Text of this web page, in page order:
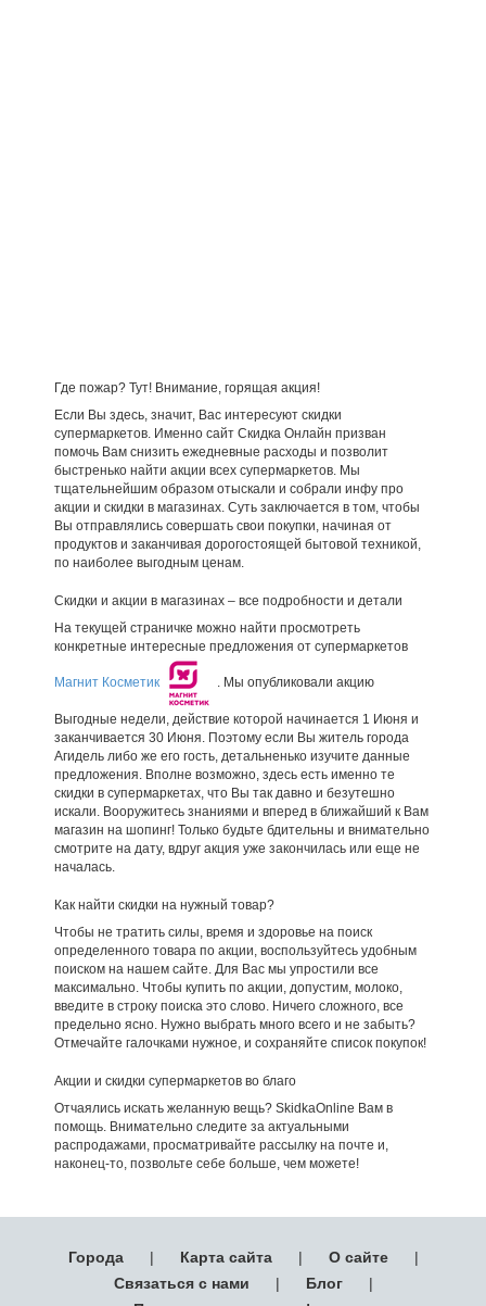
Где пожар? Тут! Внимание, горящая акция!
Если Вы здесь, значит, Вас интересуют скидки
супермаркетов. Именно сайт Скидка Онлайн призван
помочь Вам снизить ежедневные расходы и позволит
быстренько найти акции всех супермаркетов. Мы
тщательнейшим образом отыскали и собрали инфу про
акции и скидки в магазинах. Суть заключается в том, чтобы
Вы отправлялись совершать свои покупки, начиная от
продуктов и заканчивая дорогостоящей бытовой техникой,
по наиболее выгодным ценам.
Скидки и акции в магазинах – все подробности и детали
На текущей страничке можно найти просмотреть
конкретные интересные предложения от супермаркетов
Магнит Косметик . Мы опубликовали акцию
Выгодные недели, действие которой начинается 1 Июня и
заканчивается 30 Июня. Поэтому если Вы житель города
Агидель либо же его гость, детальненько изучите данные
предложения. Вполне возможно, здесь есть именно те
скидки в супермаркетах, что Вы так давно и безутешно
искали. Вооружитесь знаниями и вперед в ближайший к Вам
магазин на шопинг! Только будьте бдительны и внимательно
смотрите на дату, вдруг акция уже закончилась или еще не
началась.
Как найти скидки на нужный товар?
Чтобы не тратить силы, время и здоровье на поиск
определенного товара по акции, воспользуйтесь удобным
поиском на нашем сайте. Для Вас мы упростили все
максимально. Чтобы купить по акции, допустим, молоко,
введите в строку поиска это слово. Ничего сложного, все
предельно ясно. Нужно выбрать много всего и не забыть?
Отмечайте галочками нужное, и сохраняйте список покупок!
Акции и скидки супермаркетов во благо
Отчаялись искать желанную вещь? SkidkaOnline Вам в
помощь. Внимательно следите за актуальными
распродажами, просматривайте рассылку на почте и,
наконец-то, позвольте себе больше, чем можете!
Города | Карта сайта | О сайте
|
Связаться с нами
| Блог
|